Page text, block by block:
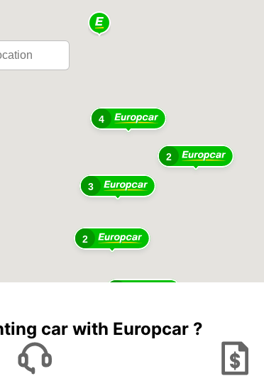
2
4
3
2
car with Europcar ?